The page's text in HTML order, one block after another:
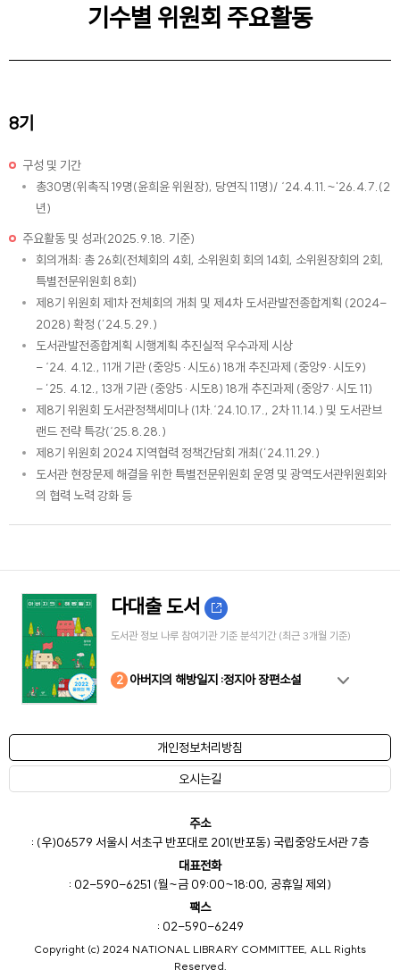
기수별 위원회 주요활동
8기
구성 및 기간
총30명(위촉직 19명(윤희윤 위원장), 당연직 11명)/ ‘24.4.11.~'26.4.7.(2
년)
주요활동 및 성과(2025.9.18. 기준)
회의개최: 총 26회(전체회의 4회, 소위원회 회의 14회, 소위원장회의 2회,
특별전문위원회 8회)
제8기 위원회 제1차 전체회의 개최 및 제4차 도서관발전종합계획 (2024-
2028) 확정 (’24.5.29.)
도서관발전종합계획 시행계획 추진실적 우수과제 시상
- ‘24. 4.12., 11개 기관 (중앙5·시도6) 18개 추진과제 (중앙9·시도9)
- ’25. 4.12., 13개 기관 (중앙5·시도8) 18개 추진과제 (중앙7·시도 11)
제8기 위원회 도서관정책세미나 (1차.‘24.10.17., 2차 11.14.) 및 도서관브
랜드 전략 특강(‘25.8.28.)
제8기 위원회 2024 지역협력 정책간담회 개최(’24.11.29.)
도서관 현장문제 해결을 위한 특별전문위원회 운영 및 광역도서관위원회와
의 협력 노력 강화 등
다대출 도서
도서관 정보 나루 참여기관 기준 분석기간 (최근 3개월 기준)
1
2 아버지의 해방일지 :정지아 장편소설
3
4
5
6
7
8
9
10
개인정보처리방침
오시는길
주소
: (우)06579 서울시 서초구 반포대로 201(반포동) 국립중앙도서관 7층
대표전화
: 02-590-6251 (월~금 09:00~18:00, 공휴일 제외)
팩스
: 02-590-6249
Copyright (c) 2024 NATIONAL LIBRARY COMMITTEE, ALL Rights
Reserved.